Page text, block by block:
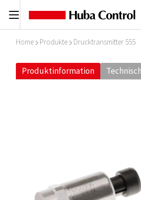
C
Home I Produkte I Drucktransmitter 555
Produktinformation